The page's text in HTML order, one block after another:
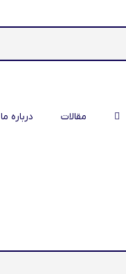
مقالات درباره ما